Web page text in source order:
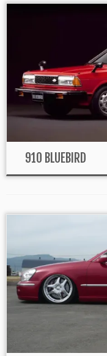
910 BLUEBIRD